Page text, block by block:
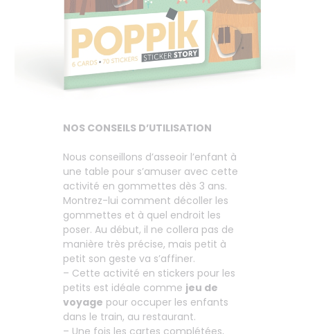
NOS CONSEILS D’UTILISATION
Nous conseillons d’asseoir l’enfant à
une table pour s’amuser avec cette
activité en gommettes dès 3 ans.
Montrez-lui comment décoller les
gommettes et à quel endroit les
poser. Au début, il ne collera pas de
manière très précise, mais petit à
petit son geste va s’affiner.
– Cette activité en stickers pour les
petits est idéale comme jeu de
voyage pour occuper les enfants
dans le train, au restaurant.